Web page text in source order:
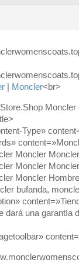
| Moncler<br>
Type»
Moncler
Moncler
Moncler
bufanda,
dará una garantía